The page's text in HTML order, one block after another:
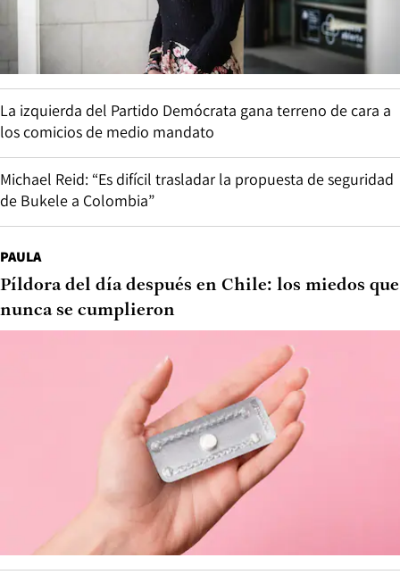
La izquierda del Partido Demócrata gana terreno de cara a
los comicios de medio mandato
Michael Reid: “Es difícil trasladar la propuesta de seguridad
de Bukele a Colombia”
PAULA
Píldora del día después en Chile: los miedos que
nunca se cumplieron